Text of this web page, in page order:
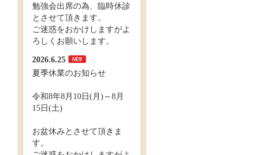
勉強会出席の為、臨時休診
とさせて頂きます。
ご迷惑をおかけしますがよ
ろしくお願いします。
2026.6.25
夏季休業のお知らせ
令和8年8月10日(月)～8月
15日(土)
お盆休みとさせて頂きま
す。